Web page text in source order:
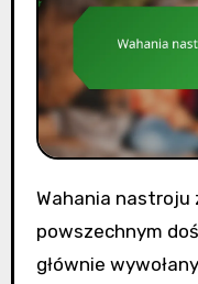
Wahania nastroju związane z PMS są
powszechnym
głównie